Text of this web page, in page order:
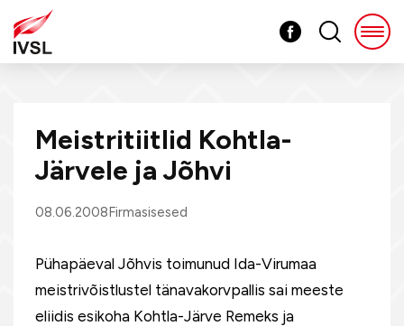
Meistritiitlid Kohtla-
Järvele ja Jõhvi
08.06.2008Firmasisesed
Pühapäeval Jõhvis toimunud Ida-Virumaa
meistrivõistlustel tänavakorvpallis sai meeste
eliidis esikoha Kohtla-Järve Remeks ja